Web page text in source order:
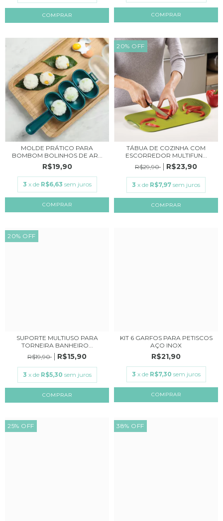
COMPRAR
MOLDE PRÁTICO PARA
BOMBOM BOLINHOS DE AR...
R$19,90
3 x de R$6,63 sem juros
20% OFF
TÁBUA DE COZINHA COM
ESCORREDOR MULTIFUN...
R$29,90
R$23,90
3 x de R$7,97 sem juros
COMPRAR
20% OFF
SUPORTE MULTIUSO PARA
TORNEIRA BANHEIRO...
R$19,90
R$15,90
3 x de R$5,30 sem juros
COMPRAR
KIT 6 GARFOS PARA PETISCOS
AÇO INOX
R$21,90
3 x de R$7,30 sem juros
25% OFF 38% OFF